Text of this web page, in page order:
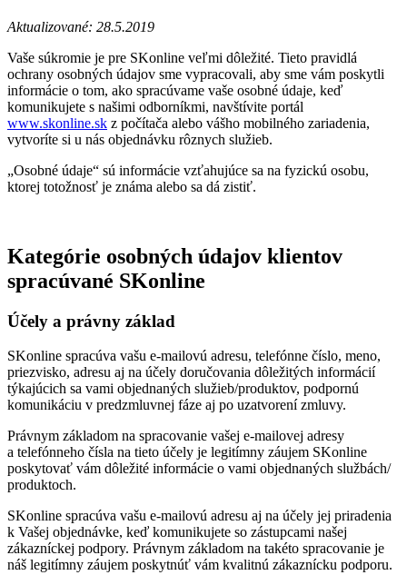
Aktualizované: 28.5.2019
Vaše súkromie je pre SKonline veľmi dôležité. Tieto pravidlá
ochrany osobných údajov sme vypracovali, aby sme vám poskytli
informácie o tom, ako spracúvame vaše osobné údaje, keď
komunikujete s našimi odborníkmi, navštívite portál
www.skonline.sk z počítača alebo vášho mobilného zariadenia,
vytvoríte si u nás objednávku rôznych služieb.
„Osobné údaje“ sú informácie vzťahujúce sa na fyzickú osobu,
ktorej totožnosť je známa alebo sa dá zistiť.
Kategórie osobných údajov klientov
spracúvané SKonline
Účely a právny základ
SKonline spracúva vašu e-mailovú adresu, telefónne číslo, meno,
priezvisko, adresu aj na účely doručovania dôležitých informácií
týkajúcich sa vami objednaných služieb/produktov, podpornú
komunikáciu v predzmluvnej fáze aj po uzatvorení zmluvy.
Právnym základom na spracovanie vašej e-mailovej adresy
a telefónneho čísla na tieto účely je legitímny záujem SKonline
poskytovať vám dôležité informácie o vami objednaných službách/
produktoch.
SKonline spracúva vašu e-mailovú adresu aj na účely jej priradenia
k Vašej objednávke, keď komunikujete so zástupcami našej
zákazníckej podpory. Právnym základom na takéto spracovanie je
náš legitímny záujem poskytnúť vám kvalitnú zákaznícku podporu.